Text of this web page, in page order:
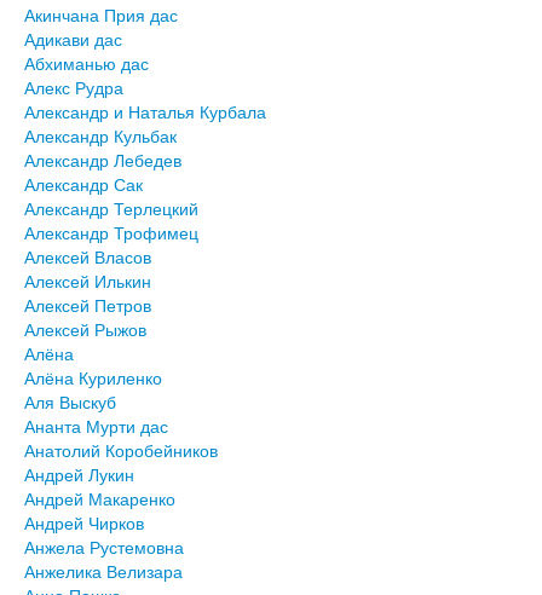
Акинчана Прия дас
Адикави дас
Абхиманью дас
Алекс Рудра
Александр и Наталья Курбала
Александр Кульбак
Александр Лебедев
Александр Сак
Александр Терлецкий
Александр Трофимец
Алексей Власов
Алексей Илькин
Алексей Петров
Алексей Рыжов
Алёна
Алёна Куриленко
Аля Выскуб
Ананта Мурти дас
Анатолий Коробейников
Андрей Лукин
Андрей Макаренко
Андрей Чирков
Анжела Рустемовна
Анжелика Велизара